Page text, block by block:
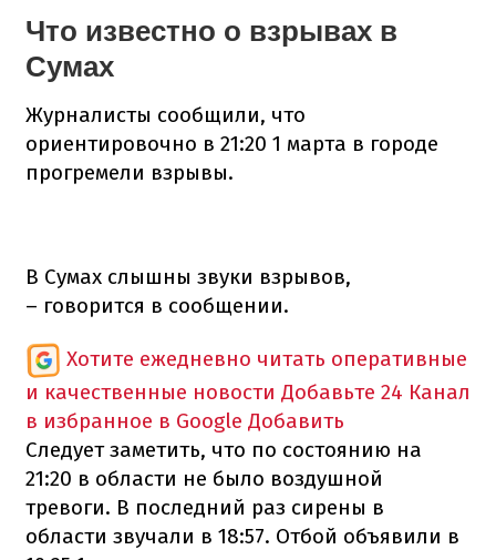
Что известно о взрывах в
Сумах
Журналисты сообщили, что
ориентировочно в 21:20 1 марта в городе
прогремели взрывы.
В Сумах слышны звуки взрывов,
– говорится в сообщении.
Хотите ежедневно читать оперативные
и качественные новости Добавьте 24 Канал
в избранное в Google Добавить
Следует заметить, что по состоянию на
21:20 в области не было воздушной
тревоги. В последний раз сирены в
области звучали в 18:57. Отбой объявили в